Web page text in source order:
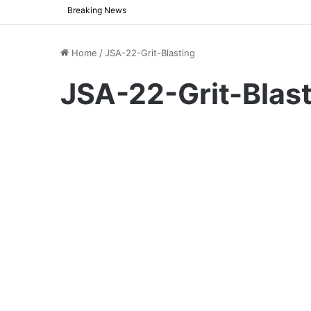
Breaking News
Home /JSA-22-Grit-Blasting
JSA-22-Grit-